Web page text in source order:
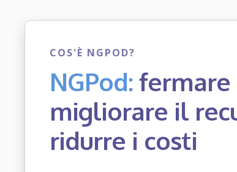
COS'È NGPOD?
NGPod: fermare
migliorare il
ridurre i costi